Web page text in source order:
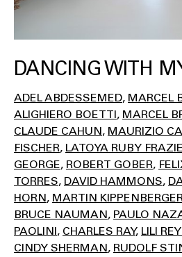
DANCING WITH
ADEL ABDESSEMED MARCEL
ALIGHIERO BOETTI MARCEL
CLAUDE CAHUN MAURIZIO
FISCHER LATOYA RUBY
GEORGE ROBERT GOBER
TORRES DAVID HAMMONS
HORN MARTIN
BRUCE NAUMAN PAULO
PAOLINI CHARLES RAY LILI
CINDY SHERMAN RUDOLF